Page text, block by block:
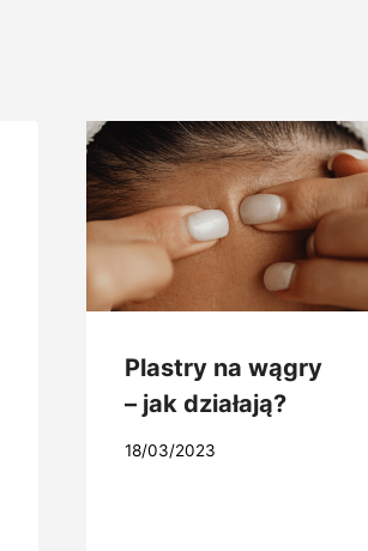
Plastry na wągry
– jak działają?
18/03/2023